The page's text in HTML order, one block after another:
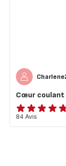
Cœur coulant
ratings.4.7
84 Avis